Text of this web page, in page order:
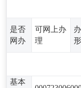
是否
网办
可网上办
理
基本